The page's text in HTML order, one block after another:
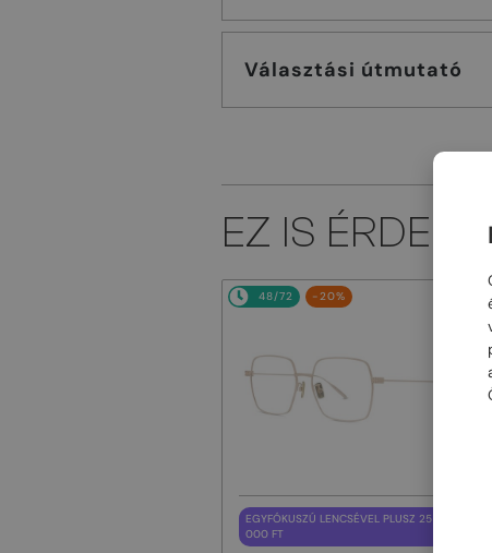
Választási útmutató
EZ IS
48/72 -20%
EGYFÓKUSZÚ LENCSÉVEL PLUSZ 25
000 FT